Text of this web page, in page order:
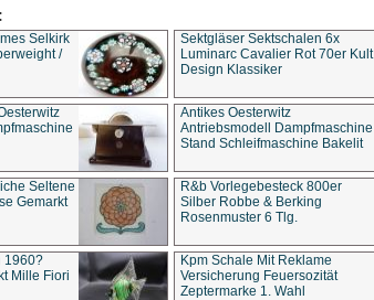
Selkirk
/
Sektgläser Sektschalen 6x
Luminarc Cavalier Rot 70er Kult
Design Klassiker
Antikes Oesterwitz
Antriebsmodell Dampfmaschine
Stand Schleifmaschine Bakelit
Seltene
Gemarkt
R&b Vorlegebesteck 800er
Silber Robbe & Berking
Rosenmuster 6 Tlg.
1960?
Mille Fiori
Kpm Schale Mit Reklame
Versicherung Feuersozität
Zeptermarke 1. Wahl